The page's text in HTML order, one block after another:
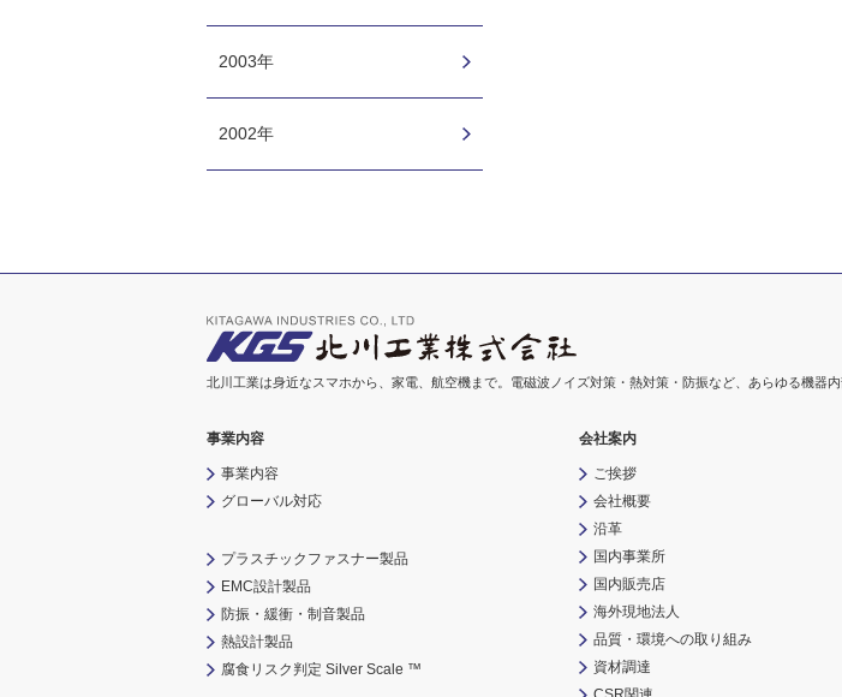
2003年
2002年
北川工業は身近なスマホから、家電、航空機まで。電磁波ノイズ対策・熱対策・防振など、あらゆる機器
事業内容
事業内容
グローバル対応
プラスチックファスナー製品
EMC設計製品
防振・緩衝・制音製品
熱設計製品
腐食リスク判定 Silver Scale ™
会社案内
ご挨拶
会社概要
沿革
国内事業所
国内販売店
海外現地法人
品質・環境への取り組み
資材調達